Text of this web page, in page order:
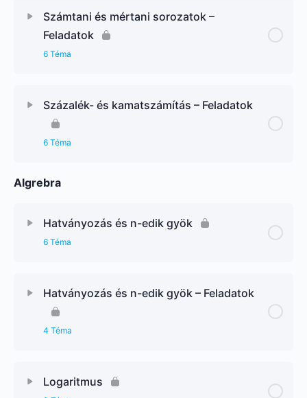
Számtani és mértani sorozatok –
Feladatok
6 Téma
Százalék- és kamatszámítás – Feladatok
6 Téma
Algrebra
Hatványozás és n-edik gyök
6 Téma
Hatványozás és n-edik gyök – Feladatok
4 Téma
Logaritmus